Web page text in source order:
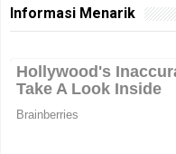
Informasi Menarik